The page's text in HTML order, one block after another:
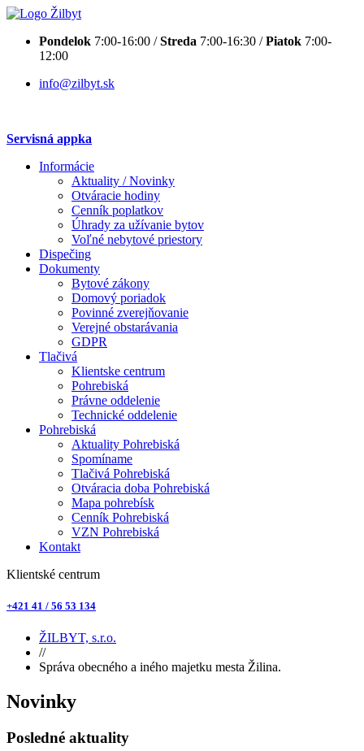
Pondelok 7:00-16:00 /Streda 7:00-16:30 /Piatok 7:00-
12:00
info@zilbyt.sk
Servisná appka
Informácie
Aktuality / Novinky
Otváracie hodiny
Cenník poplatkov
Úhrady za užívanie bytov
Voľné nebytové priestory
Dispečing
Dokumenty
Bytové zákony
Domový poriadok
Povinné zverejňovanie
Verejné obstarávania
GDPR
Tlačivá
Klientske centrum
Pohrebiská
Právne oddelenie
Technické oddelenie
Pohrebiská
Aktuality Pohrebiská
Spomíname
Tlačivá Pohrebiská
Otváracia doba Pohrebiská
Mapa pohrebísk
Cenník Pohrebiská
VZN Pohrebiská
Kontakt
Klientské centrum
+421 41 / 56 53 134
ŽILBYT, s.r.o.
//
Správa obecného a iného majetku mesta Žilina.
Novinky
Posledné aktuality